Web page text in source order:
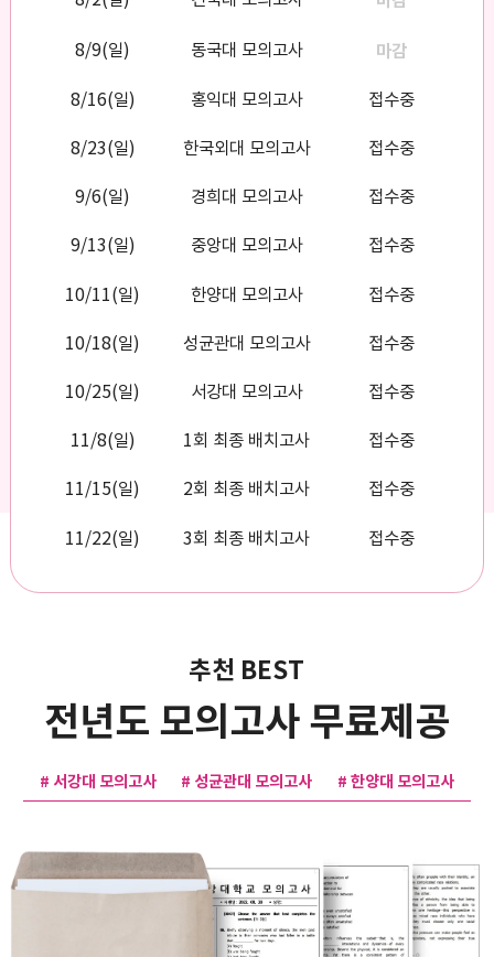
8/9(일) 동국대 모의고사 마감
8/16(일) 홍익대 모의고사 접수중
8/23(일) 한국외대 모의고사 접수중
9/6(일) 경희대 모의고사 접수중
9/13(일) 중앙대 모의고사 접수중
10/11(일) 한양대 모의고사 접수중
10/18(일) 성균관대 모의고사 접수중
10/25(일) 서강대 모의고사 접수중
11/8(일) 1회 최종 배치고사 접수중
11/15(일) 2회 최종 배치고사 접수중
11/22(일) 3회 최종 배치고사 접수중
추천 BEST
전년도 모의고사 무료제공
# 서강대 모의고사 # 성균관대 모의고사 # 한양대 모의고사